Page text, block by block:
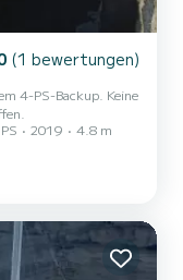
(1 bewertungen)
4-PS-Backup. Keine
2019
4.8 m